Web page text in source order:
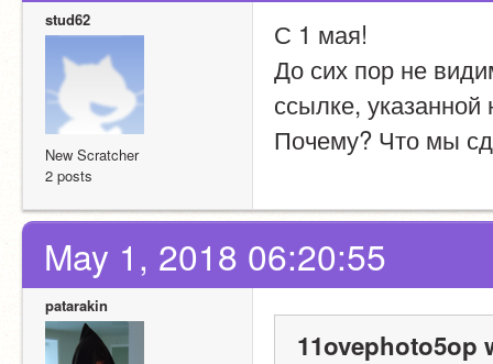
stud62
New Scratcher
2 posts
С 1 мая!
До сих пор не
ссылке, указанной
Почему? Что мы
May 1, 2018 06:20:55
patarakin
11ovephoto5op